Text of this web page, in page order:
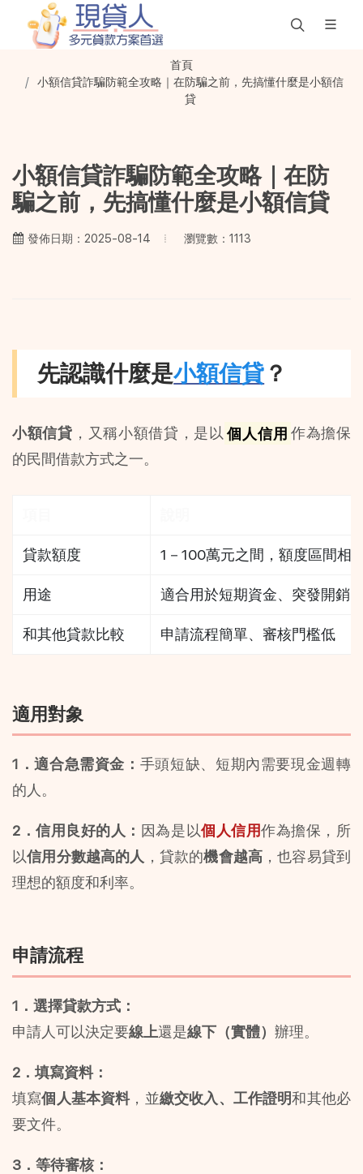
首頁
小額信貸詐騙防範全攻略｜在防騙之前，先搞懂什麼是小額信
貸
小額信貸詐騙防範全攻略｜在防
騙之前，先搞懂什麼是小額信貸
發佈日期：2025-08-14 瀏覽數：1113
先認識什麼是小額信貸 ？
小額信貸 ，又稱小額借貸，是以 個人信用 作為擔保
的民間借款方式之一。
貸款額度 1－100萬元之間，額度區間相
用途 適合用於短期資金、突發開銷
和其他貸款比較 申請流程簡單、審核門檻低
適用對象
1．適合急需資金： 手頭短缺、短期內需要現金週轉
的人。
2．信用良好的人： 因為是以個人信用作為擔保，所
以信用分數越高的人 ，貸款的機會越高 ，也容易貸到
理想的額度和利率。
申請流程
1．選擇貸款方式：
申請人可以決定要線上還是線下（實體） 辦理。
2．填寫資料：
填寫個人基本資料，並繳交收入、工作證明和其他必
要文件。
3．等待審核：